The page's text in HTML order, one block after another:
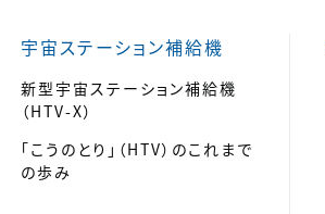
宇宙ステーション補給機
新型宇宙ステーション補給機
（HTV-X）
「こうのとり」（HTV）のこれまで
の歩み